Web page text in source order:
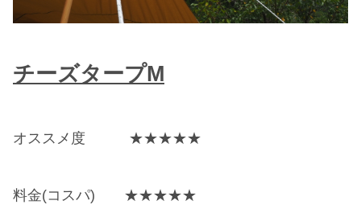
チーズタープM
オススメ度 ★★★★★
料金(コスパ) ★★★★★